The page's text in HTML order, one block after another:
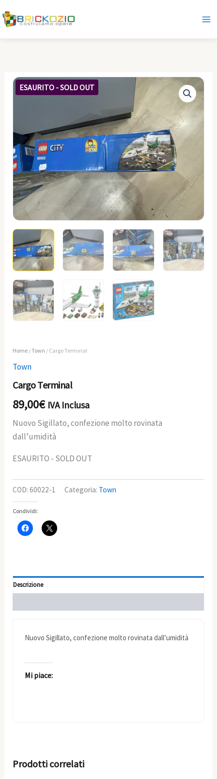
al
ESAURITO - SOLD OUT
Home /Town / Cargo Terminal
Town
Cargo Terminal
89,00€ IVA Inclusa
Nuovo Sigillato, confezione molto rovinata
dall’umidità
ESAURITO - SOLD OUT
COD:60022-1 Categoria: Town
Condividi:
Descrizione
Nuovo Sigillato, confezione molto rovinata dall’umidità
Mi piace:
Prodotti correlati